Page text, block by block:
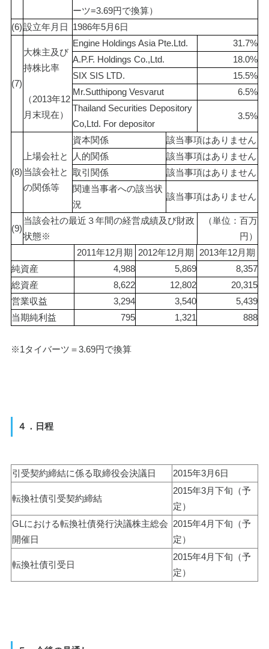
ーツ=3.69円で換算）
(6)設立年月日 1986年5月6日
(7)
大株主及び
持株比率
（2013年12
月末現在）
Engine Holdings Asia Pte.Ltd.
31.7%
A.P.F. Holdings Co.,Ltd.
18.0%
SIX SIS LTD.
15.5%
Mr.Sutthipong Vesvarut
6.5%
Thailand Securities Depository
Co,Ltd. For depositor
3.5%
(8)
上場会社と
当該会社と
の関係等
資本関係
該当事項はありません
人的関係
該当事項はありません
取引関係
該当事項はありません
関連当事者への該当状
況
該当事項はありません
(9)
当該会社の最近３年間の経営成績及び財政
状態※
（単位：百万
円）
2011年12月期
2012年12月期
2013年12月期
純資産
4,988 5,869
8,357
総資産
8,622 12,802
20,315
営業収益
3,294 3,540
5,439
当期純利益
795 1,321 888
※1タイバーツ＝3.69円で換算
４．日程
引受契約締結に係る取締役会決議日 2015年3月6日
転換社債引受契約締結
2015年3月下旬（予
定）
GLにおける転換社債発行決議株主総会
開催日
2015年4月下旬（予
定）
転換社債引受日
2015年4月下旬（予
定）